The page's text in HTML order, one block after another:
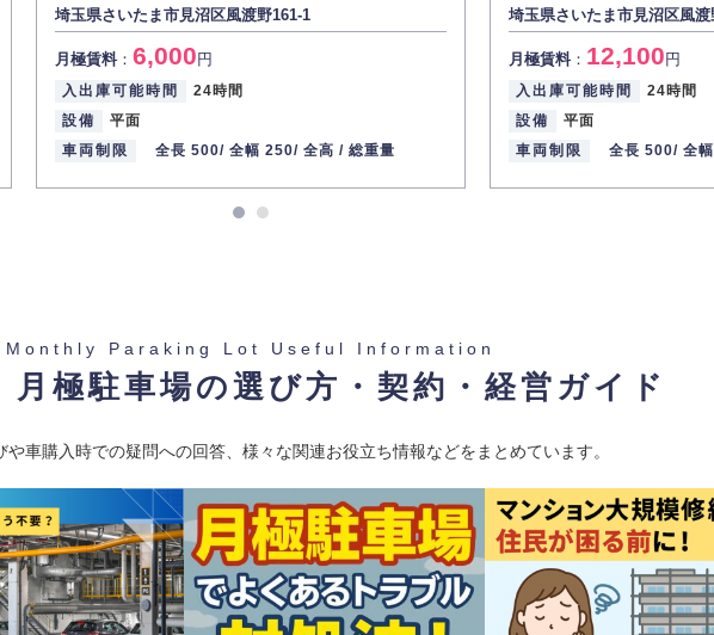
埼玉県さいたま市見沼区風渡野161-1
月極賃料： 6,000円
入出庫可能時間
24時間
設備
平面
車両制限
全長 500/ 全幅 250/ 全高 / 総重量
埼玉県さいたま市見沼区風渡
月極賃料： 12,100円
入出庫可能時間
24時間
設備
平面
車両制限
全長 500/ 全
Monthly Paraking Lot Useful Information
月極駐車場の選び方・契約・経営ガイド
や車購入時での疑問への回答、様々な関連お役立ち情報などをまとめています。